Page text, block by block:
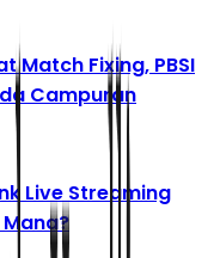
Match Fixing, PBSI
Campuran
Live Streaming